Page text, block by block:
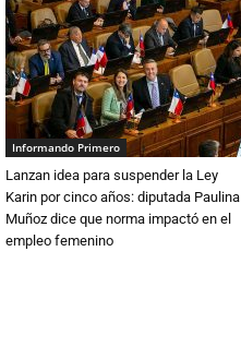
Informando Primero
Lanzan idea para suspender la Ley
Karin por cinco años: diputada Paulina
Muñoz dice que norma impactó en el
empleo femenino